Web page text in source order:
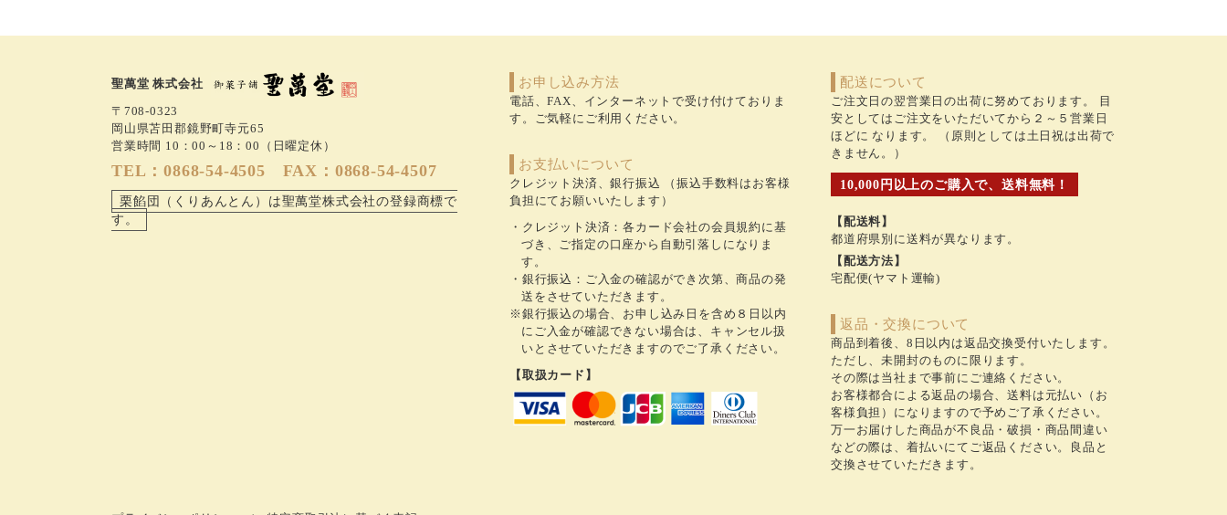
聖萬堂 株式会社
〒708-0323
岡山県苫田郡鏡野町寺元65
営業時間 10：00～18：00（日曜定休）
TEL：0868-54-4505 FAX：0868-54-4507
栗餡団（くりあんとん）は聖萬堂株式会社の登録商標で
す。
お申し込み方法
電話、FAX、インターネットで受け付けておりま
す。ご気軽にご利用ください。
お支払いについて
クレジット決済、銀行振込 （振込手数料はお客様
負担にてお願いいたします）
クレジット決済：各カード会社の会員規約に基
づき、ご指定の口座から自動引落しになりま
す。
銀行振込：ご入金の確認ができ次第、商品の発
送をさせていただきます。
※銀行振込の場合、お申し込み日を含め８日以内
にご入金が確認できない場合は、キャンセル扱
いとさせていただきますのでご了承ください。
【取扱カード】
配送について
ご注文日の翌営業日の出荷に努めております。 目
安としてはご注文をいただいてから２～５営業日
ほどに なります。 （原則としては土日祝は出荷で
きません。）
10,000円以上のご購入で、送料無料！
【配送料】
都道府県別に送料が異なります。
【配送方法】
宅配便(ヤマト運輸)
返品・交換について
商品到着後、8日以内は返品交換受付いたします。
ただし、未開封のものに限ります。
その際は当社まで事前にご連絡ください。
お客様都合による返品の場合、送料は元払い（お
客様負担）になりますので予めご了承ください。
万一お届けした商品が不良品・破損・商品間違い
などの際は、着払いにてご返品ください。良品と
交換させていただきます。